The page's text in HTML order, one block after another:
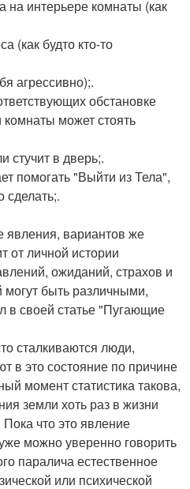
на интерьере комнаты (как
(как будто кто-то
агрессивно);.
обстановке
может стоять
стучит в дверь;.
помогать "Выйти из Тела",
сделать;.
явления, вариантов же
от личной истории
ожиданий, страхов и
могут быть различными,
в своей статье "Пугающие
сталкиваются люди,
в это состояние по причине
момент статистика такова,
земли хоть раз в жизни
что это явление
можно уверенно говорить
паралича естественное
или психической